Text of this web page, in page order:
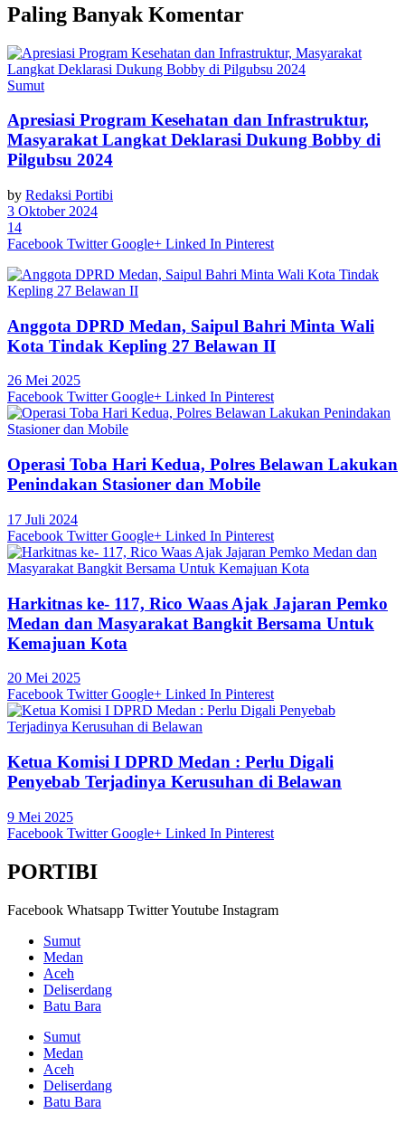
Paling Banyak Komentar
Sumut
Apresiasi Program Kesehatan dan Infrastruktur,
Masyarakat Langkat Deklarasi Dukung Bobby di
Pilgubsu 2024
by Redaksi Portibi
3 Oktober 2024
14
Facebook Twitter Google+ Linked In Pinterest
Anggota DPRD Medan, Saipul Bahri Minta Wali
Kota Tindak Kepling 27 Belawan II
26 Mei 2025
Facebook Twitter Google+ Linked In Pinterest
Operasi Toba Hari Kedua, Polres Belawan Lakukan
Penindakan Stasioner dan Mobile
17 Juli 2024
Facebook Twitter Google+ Linked In Pinterest
Harkitnas ke- 117, Rico Waas Ajak Jajaran Pemko
Medan dan Masyarakat Bangkit Bersama Untuk
Kemajuan Kota
20 Mei 2025
Facebook Twitter Google+ Linked In Pinterest
Ketua Komisi I DPRD Medan : Perlu Digali
Penyebab Terjadinya Kerusuhan di Belawan
9 Mei 2025
Facebook Twitter Google+ Linked In Pinterest
PORTIBI
Facebook Whatsapp TwitterYoutube Instagram
Sumut
Medan
Aceh
Deliserdang
Batu Bara
Sumut
Medan
Aceh
Deliserdang
Batu Bara